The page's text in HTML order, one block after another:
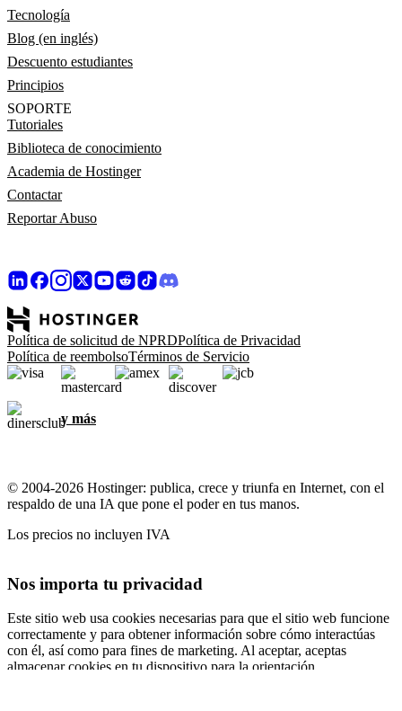
Tecnología
Blog (en inglés)
Descuento estudiantes
Principios
SOPORTE
Tutoriales
Biblioteca de conocimiento
Academia de Hostinger
Contactar
Reportar Abuso
Política de solicitud de NPRDPolítica de Privacidad
Política de reembolsoTérminos de Servicio
y más
© 2004-2026 Hostinger: publica, crece y triunfa en Internet, con el
respaldo de una IA que pone el poder en tus manos.
Los precios no incluyen IVA
Nos importa tu privacidad
Este sitio web usa cookies necesarias para que el sitio web funcione
correctamente y para obtener información sobre cómo interactúas
con él, así como para fines de marketing. Al aceptar, aceptas
almacenar cookies en tu dispositivo para la orientación,